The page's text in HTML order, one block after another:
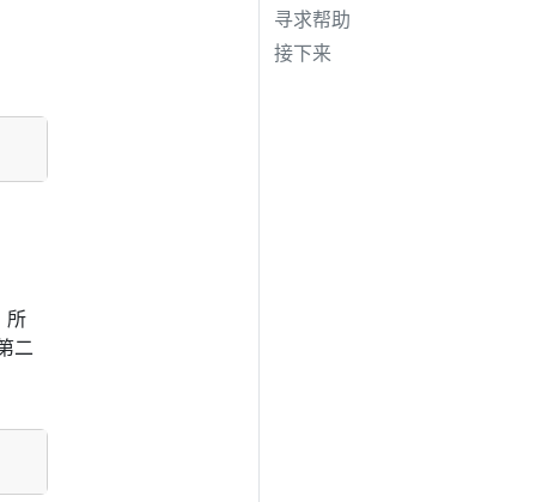
寻求帮助
接下来
所
二